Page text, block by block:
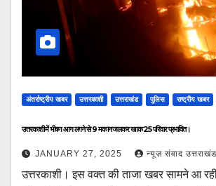
अंतर्राष्ट्रीय खबर उत्तरकाशी उत्तराखंड पुलिस राष्ट्रीय खबर
उत्तरकाशी में भीषण आग लगने से 9 मकान जलकर खाक 25 परिवार प्रभावित।
JANUARY 27, 2025 न्यूज़ संवाद उत्तराखंड
उत्तरकाशी। इस वक्त की ताजा खबर सामने आ